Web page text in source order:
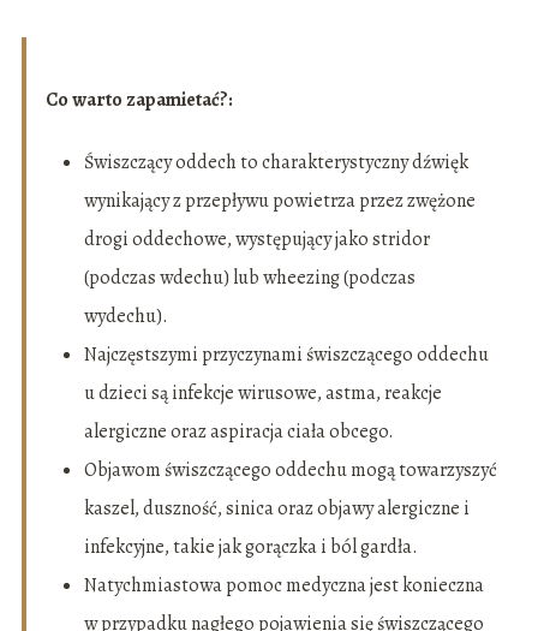
Co warto zapamietać?:
Świszczący oddech to charakterystyczny dźwięk
wynikający z przepływu powietrza przez zwężone
drogi oddechowe, występujący jako stridor
(podczas wdechu) lub wheezing (podczas
wydechu).
Najczęstszymi przyczynami świszczącego oddechu
u dzieci są infekcje wirusowe, astma, reakcje
alergiczne oraz aspiracja ciała obcego.
Objawom świszczącego oddechu mogą towarzyszyć
kaszel, duszność, sinica oraz objawy alergiczne i
infekcyjne, takie jak gorączka i ból gardła.
Natychmiastowa pomoc medyczna jest konieczna
w przypadku nagłego pojawienia się świszczącego